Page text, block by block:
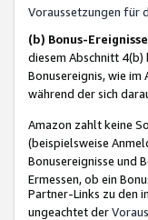
Voraussetzungen für
(b) Bonus-Ereignisse
diesem Abschnitt
Bonusereignis, wie
während der sich
Amazon zahlt keine
(beispielsweise
Bonusereignisse und
Ermessen, ob ein
Partner-Links zu den
ungeachtet der